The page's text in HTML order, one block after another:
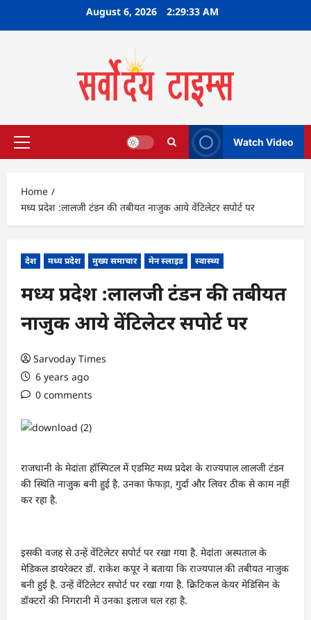
August 6, 2026 2:29:34 AM
Primary
Watch Video
Home
मध्य प्रदेश :लालजी टंडन की तबीयत नाजुक आये वेंटिलेटर सपोर्ट पर
देश मध्य प्रदेश मुख्य समाचार मेन स्लाइड स्वास्थ्य
मध्य प्रदेश :लालजी टंडन की तबीयत
नाजुक आये वेंटिलेटर सपोर्ट पर
Sarvoday Times
6 years ago
0 comments
राजधानी के मेदांता हॉस्पिटल में एडमिट मध्य प्रदेश के राज्यपाल लालजी टंडन
की स्थिति नाजुक बनी हुई है. उनका फेफड़ा, गुर्दा और लिवर ठीक से काम नहीं
कर रहा है.
इसकी वजह से उन्हें वेंटिलेटर सपोर्ट पर रखा गया है. मेदांता अस्पताल के
मेडिकल डायरेक्टर डॉ. राकेश कपूर ने बताया कि राज्यपाल की तबीयत नाजुक
बनी हुई है. उन्हें वेंटिलेटर सपोर्ट पर रखा गया है. क्रिटिकल केयर मेडिसिन के
डॉक्टरों की निगरानी में उनका इलाज चल रहा है.